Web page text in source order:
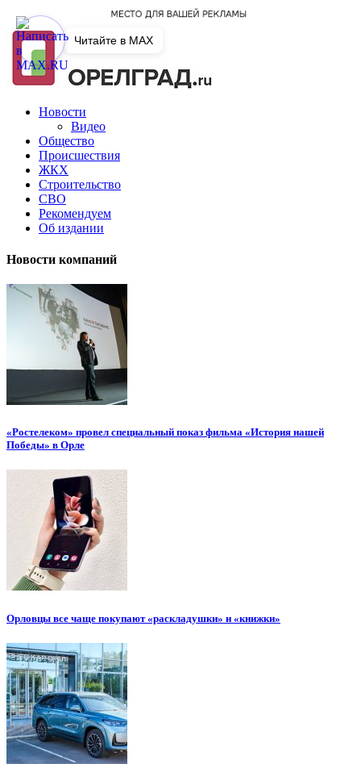
Новости
Видео
Общество
Происшествия
ЖКХ
Строительство
СВО
Рекомендуем
Об издании
Новости компаний
«Ростелеком» провел специальный показ фильма «История нашей
Победы» в Орле
Орловцы все чаще покупают «раскладушки» и «книжки»
Читайте в MAX